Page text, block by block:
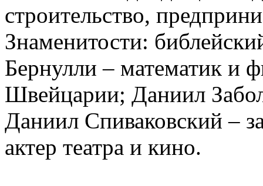
строительство,
Знаменитости:
Бернулли – математик и
Швейцарии; Даниил
Даниил Спиваковский –
актер театра и кино.